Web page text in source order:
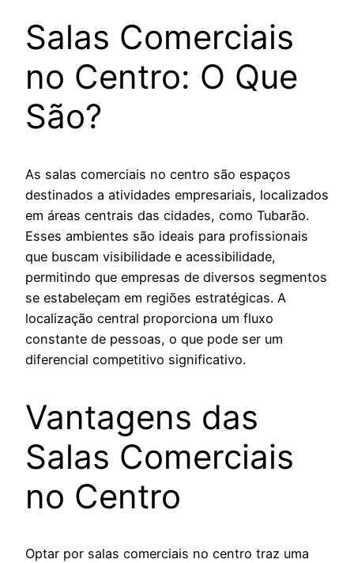
Salas Comerciais
no Centro: O Que
São?
As salas comerciais no centro são espaços
destinados a atividades empresariais, localizados
em áreas centrais das cidades, como Tubarão.
Esses ambientes são ideais para profissionais
que buscam visibilidade e acessibilidade,
permitindo que empresas de diversos segmentos
se estabeleçam em regiões estratégicas. A
localização central proporciona um fluxo
constante de pessoas, o que pode ser um
diferencial competitivo significativo.
Vantagens das
Salas Comerciais
no Centro
Optar por salas comerciais no centro traz uma